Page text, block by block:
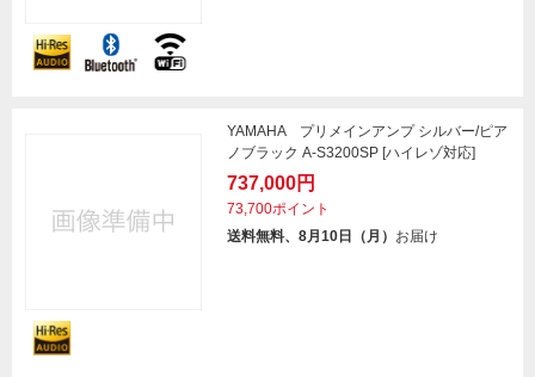
YAMAHA プリメインアンプ シルバー/ピア
ノブラック A-S3200SP [ハイレゾ対応]
737,000円
73,700ポイント
送料無料、8月10日（月） お届け